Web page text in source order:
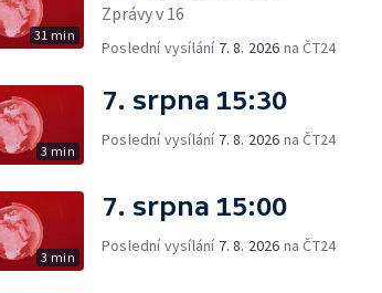
31 min
Zprávy v 16
Poslední vysílání 7. 8. 2026 na ČT24
3 min
7. srpna 15:30
Poslední vysílání 7. 8. 2026 na ČT24
3 min
7. srpna 15:00
Poslední vysílání 7. 8. 2026 na ČT24